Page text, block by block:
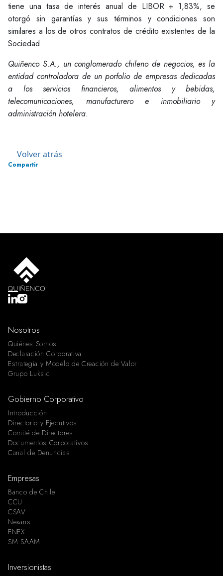
tiene una tasa de interés anual de LIBOR + 1,83%, se
otorgó sin garantías y sus términos y condiciones son
similares a los de otros contratos de crédito existentes de la
Sociedad.
Quiñenco S.A., un conglomerado chileno de negocios, es la
entidad controladora de un porfolio de empresas dedicadas
a los servicios financieros, alimentos y bebidas,
telecomunicaciones, manufacturero e inmobiliario y
administración hotelera.
Volver atrás
Compartir
Nosotros
Quiénes Somos
Declaración Corporativa
Estrategia y Modelo de Creación de Valor
Grupo Luksic
Gobierno Corporativo
Introducción
Directorio y Ejecutivos
Comité de Directores
Documentos Corporativos
Canal de Denuncias
Empresas
Banco de Chile
CCU
CSAV
Nexans
ENEX
SM SAAM
Inversionistas